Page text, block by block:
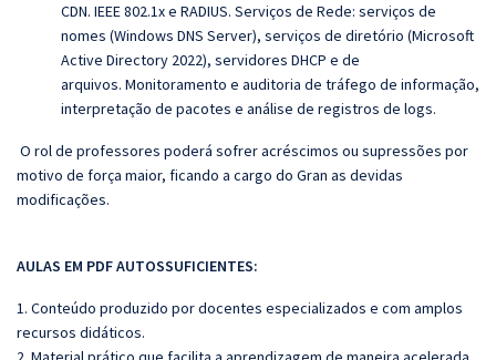
CDN. IEEE 802.1x e RADIUS. Serviços de Rede: serviços de
nomes (Windows DNS Server), serviços de diretório (Microsoft
Active Directory 2022), servidores DHCP e de
arquivos. Monitoramento e auditoria de tráfego de informação,
interpretação de pacotes e análise de registros de logs.
O rol de professores poderá sofrer acréscimos ou supressões por
motivo de força maior, ficando a cargo do Gran as devidas
modificações.
AULAS EM PDF AUTOSSUFICIENTES:
1. Conteúdo produzido por docentes especializados e com amplos
recursos didáticos.